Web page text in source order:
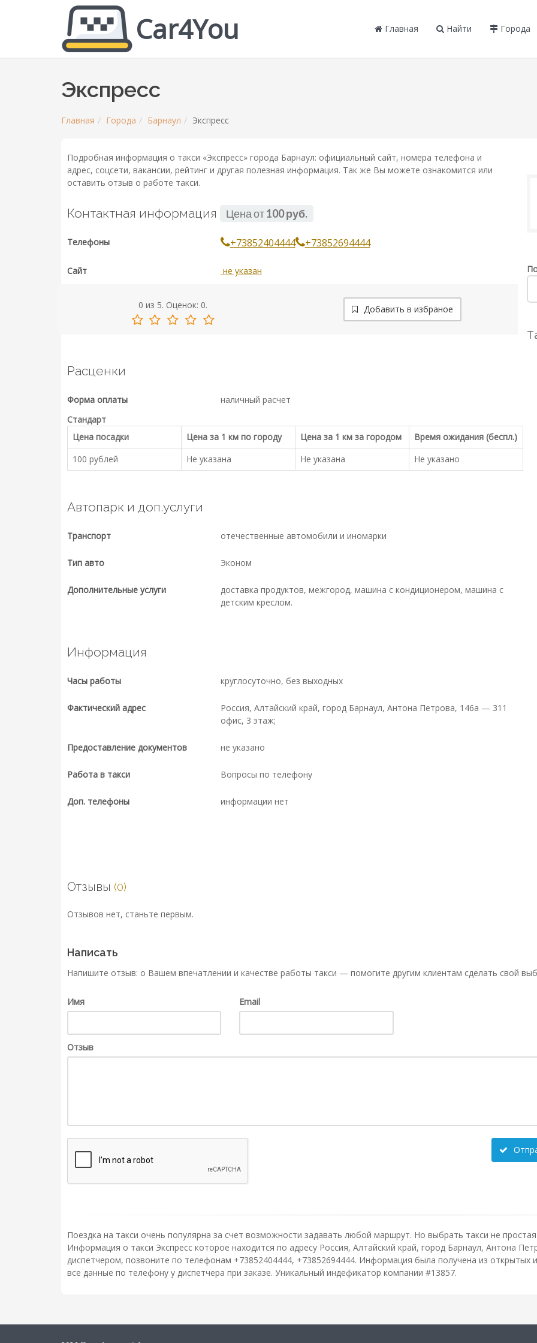
Car4You Главная Найти Города
Экспресс
Главная Города Барнаул Экспресс
Подробная информация о такси «Экспресс» города Барнаул: официальный сайт, номера телефона и
адрес, соцсети, вакансии, рейтинг и другая полезная информация. Так же Вы можете ознакомится или
оставить отзыв о работе такси.
Контактная информация Цена от100 руб.
Телефоны +73852404444 +73852694444
Сайт не указан
0 из 5. Оценок: 0. Добавить в избраное
Расценки
Форма оплаты
наличный расчет
Стандарт
Цена посадки
Цена за 1 км по городу Цена за 1 км за городом
Время ожидания (беспл.)
100 рублей
Не указана Не указана Не указано
Автопарк и доп.услуги
Транспорт отечественные автомобили и иномарки
Тип авто Эконом
Дополнительные услуги
доставка продуктов, межгород, машина с кондиционером, машина с
детским креслом.
Информация
Часы работы круглосуточно, без выходных
Фактический адрес
Россия, Алтайский край, город Барнаул, Антона Петрова, 146а — 311
офис, 3 этаж;
Предоставление документов не указано
Работа в такси Вопросы по телефону
Доп. телефоны информации нет
Отзывы (0)
Отзывов нет, станьте первым.
Написать
Напишите отзыв: о Вашем впечатлении и качестве работы такси — помогите другим клиентам сделать свой
Имя Email
Отзыв
Поездка на такси очень популярна за счет возможности задавать любой маршрут. Но выбрать такси не
Информация о такси Экспресс которое находится по адресу Россия, Алтайский край, город Барнаул, Антона
диспетчером, позвоните по телефонам +73852404444, +73852694444. Информация была получена из открытых
все данные по телефону у диспетчера при заказе. Уникальный индефикатор компании #13857.